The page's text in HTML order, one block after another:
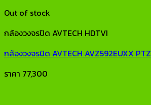
Out of stock
กล้องวงจรปิด AVTECH HDTVI
กล้องวงจรปิด AVTECH AVZ592EUXX PTZ
ราคา 77,300